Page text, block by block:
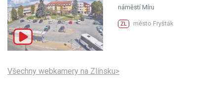
náměstí Míru
ZL město Fryšták
Všechny webkamery na Zlínsku>